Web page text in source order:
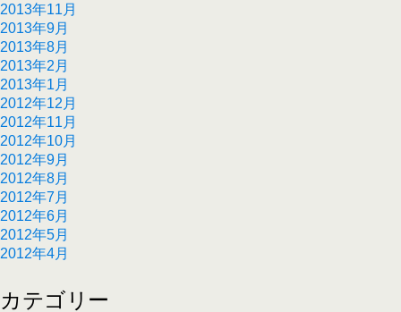
2013年11月
2013年9月
2013年8月
2013年2月
2013年1月
2012年12月
2012年11月
2012年10月
2012年9月
2012年8月
2012年7月
2012年6月
2012年5月
2012年4月
カテゴリー